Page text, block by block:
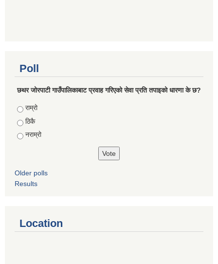
Poll
छथर जोरपाटी गाउँपालिकाबाट प्रवाह गरिएको सेवा प्रति तपाइको धारणा के छ?
Choices
राम्रो
ठिकै
नराम्रो
Older polls
Results
Location